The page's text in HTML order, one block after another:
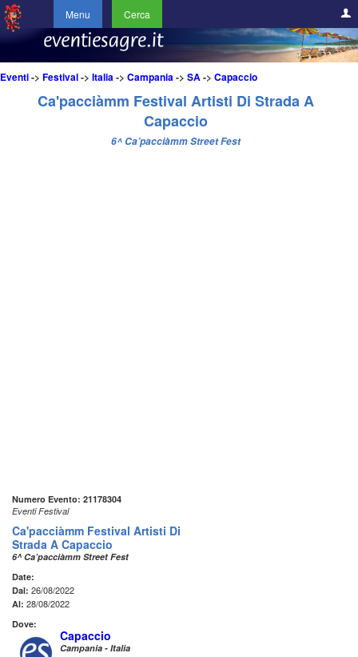
Menu Cerca
Eventi-> Festival-> Italia-> Campania-> SA-> Capaccio
Ca'pacciàmm Festival Artisti Di Strada A
Capaccio
6^ Ca’pacciàmm Street Fest
Numero Evento: 21178304
Eventi Festival
Ca'pacciàmm Festival Artisti Di
Strada A Capaccio
6^ Ca’pacciàmm Street Fest
Date:
Dal: 26/08/2022
Al: 28/08/2022
Dove:
Capaccio
Campania - Italia